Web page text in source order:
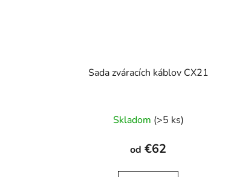
Sada zváracích káblov CX21
Skladom (>5 ks)
od €62